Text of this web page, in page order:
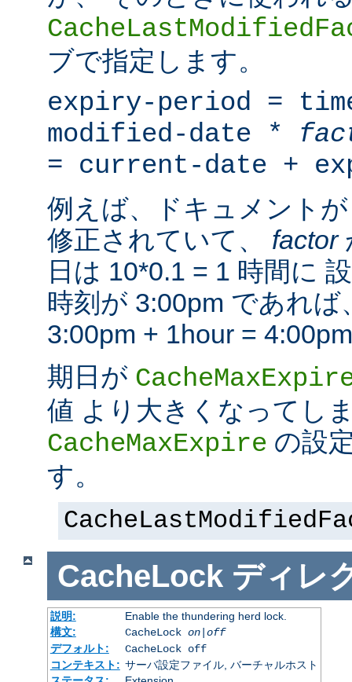
ブで指定します。
expiry-period =
modified-date *
= current-date +
例えば、ドキュメント
修正されていて、 factor
日は 10*0.1 = 1 時間に
時刻が 3:00pm であれ
3:00pm + 1hour =
期日が
値 より大きくなってし
CacheMaxExpire の設
す。
CacheLock ディレ
説明:
Enable the thundering herd lock.
構文:
CacheLock on|off
デフォルト:
CacheLock off
コンテキスト: サーバ設定ファイル, バーチャルホスト